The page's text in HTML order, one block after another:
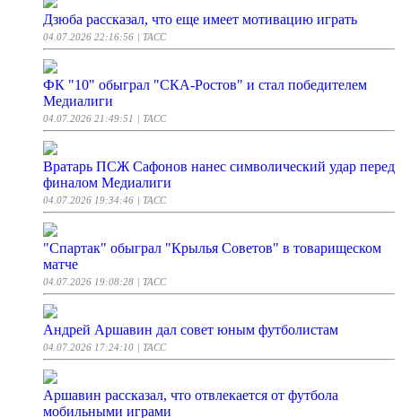
Дзюба рассказал, что еще имеет мотивацию играть
04.07.2026 22:16:56 | ТАСС
ФК "10" обыграл "СКА-Ростов" и стал победителем
Медиалиги
04.07.2026 21:49:51 | ТАСС
Вратарь ПСЖ Сафонов нанес символический удар перед
финалом Медиалиги
04.07.2026 19:34:46 | ТАСС
"Спартак" обыграл "Крылья Советов" в товарищеском
матче
04.07.2026 19:08:28 | ТАСС
Андрей Аршавин дал совет юным футболистам
04.07.2026 17:24:10 | ТАСС
Аршавин рассказал, что отвлекается от футбола
мобильными играми